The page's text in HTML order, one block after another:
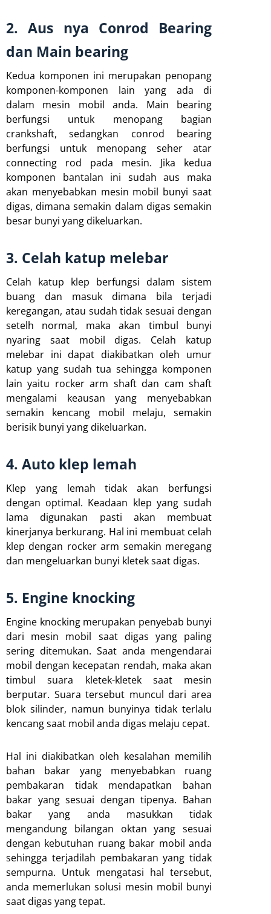
2. Aus nya Conrod Bearing
dan Main bearing
Kedua komponen ini merupakan penopang
komponen-komponen lain yang ada di
dalam mesin mobil anda. Main bearing
berfungsi untuk menopang bagian
crankshaft, sedangkan conrod bearing
berfungsi untuk menopang seher atar
connecting rod pada mesin. Jika kedua
komponen bantalan ini sudah aus maka
akan menyebabkan mesin mobil bunyi saat
digas, dimana semakin dalam digas semakin
besar bunyi yang dikeluarkan.
3. Celah katup melebar
Celah katup klep berfungsi dalam sistem
buang dan masuk dimana bila terjadi
keregangan, atau sudah tidak sesuai dengan
setelh normal, maka akan timbul bunyi
nyaring saat mobil digas. Celah katup
melebar ini dapat diakibatkan oleh umur
katup yang sudah tua sehingga komponen
lain yaitu rocker arm shaft dan cam shaft
mengalami keausan yang menyebabkan
semakin kencang mobil melaju, semakin
berisik bunyi yang dikeluarkan.
4. Auto klep lemah
Klep yang lemah tidak akan berfungsi
dengan optimal. Keadaan klep yang sudah
lama digunakan pasti akan membuat
kinerjanya berkurang. Hal ini membuat celah
klep dengan rocker arm semakin meregang
dan mengeluarkan bunyi kletek saat digas.
5. Engine knocking
Engine knocking merupakan penyebab bunyi
dari mesin mobil saat digas yang paling
sering ditemukan. Saat anda mengendarai
mobil dengan kecepatan rendah, maka akan
timbul suara kletek-kletek saat mesin
berputar. Suara tersebut muncul dari area
blok silinder, namun bunyinya tidak terlalu
kencang saat mobil anda digas melaju cepat.
Hal ini diakibatkan oleh kesalahan memilih
bahan bakar yang menyebabkan ruang
pembakaran tidak mendapatkan bahan
bakar yang sesuai dengan tipenya. Bahan
bakar yang anda masukkan tidak
mengandung bilangan oktan yang sesuai
dengan kebutuhan ruang bakar mobil anda
sehingga terjadilah pembakaran yang tidak
sempurna. Untuk mengatasi hal tersebut,
anda memerlukan solusi mesin mobil bunyi
saat digas yang tepat.